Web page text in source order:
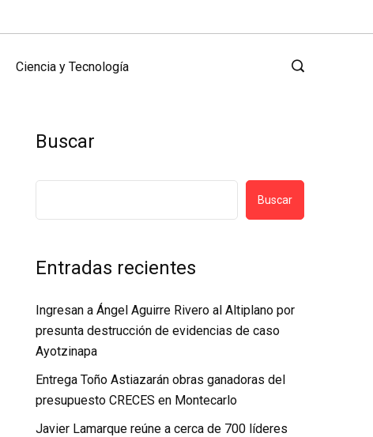
Ciencia y Tecnología
Buscar
Buscar
Entradas recientes
Ingresan a Ángel Aguirre Rivero al Altiplano por
presunta destrucción de evidencias de caso
Ayotzinapa
Entrega Toño Astiazarán obras ganadoras del
presupuesto CRECES en Montecarlo
Javier Lamarque reúne a cerca de 700 líderes